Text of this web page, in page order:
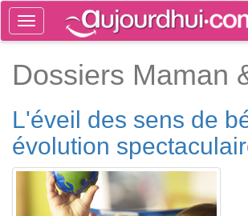
Toggle
navigation
Dossiers Maman
L'éveil des sens de
évolution